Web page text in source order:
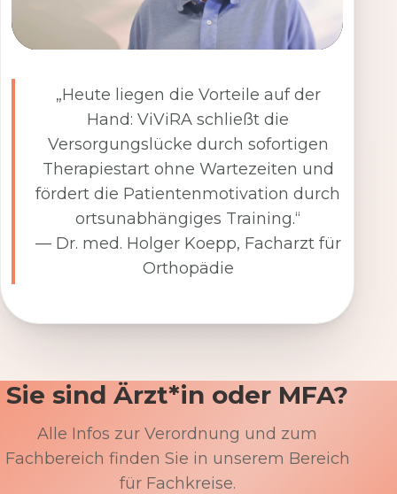
„Heute liegen die Vorteile auf der
Hand: ViViRA schließt die
Versorgungslücke durch sofortigen
Therapiestart ohne Wartezeiten und
fördert die Patientenmotivation durch
ortsunabhängiges Training.“
— Dr. med. Holger Koepp, Facharzt für
Orthopädie
Sie sind Ärzt*in oder MFA?
Alle Infos zur Verordnung und zum
Fachbereich finden Sie in unserem Bereich
für Fachkreise.